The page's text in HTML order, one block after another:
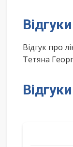
Відгук про
Тетяна